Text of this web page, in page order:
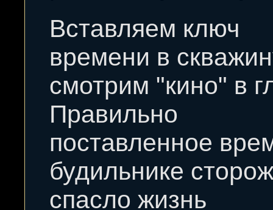
Вставляем ключ
времени в
смотрим "кино" в
Правильно
поставленное
будильнике
спасло жизнь